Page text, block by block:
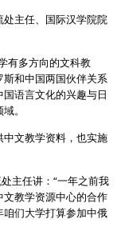
主任、国际汉学院院
有多方向的文科教
和中国两国伙伴关系
语言文化的兴趣与日
。
文教学资料，也实施
主任讲：“一年之前我
教学资源中心的合作
们大学打算参加中俄